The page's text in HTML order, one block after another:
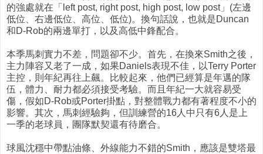
的強處就在「left post, right post, high post, low post」(左邊
低位、右邊低位、高位、低位)。換句話說，也就是Duncan
和D-Rob的兩邊單打，以及高低中鋒配合。
本季馬刺實力不差，問題卻不少。首先，在換來Smith之後，
主力陣容又老了一成，如果Daniels表現不佳，以Terry Porter
主控，則年紀再往上飆。比較起來，他們已經算是年邁的隊
伍，體力、耐力都必須接受考驗。而且年紀一大就容易受
傷，假如D-Rob或Porter掛點，對整體戰力都有著程度不小的
影響。其次，馬刺經驗夠，但訓練營的16人中只有6人是上
一季的老球員，團隊默契還有待磨合。
球風沈穩中帶點油條、外線能力不錯的Smith，應該是雙塔最